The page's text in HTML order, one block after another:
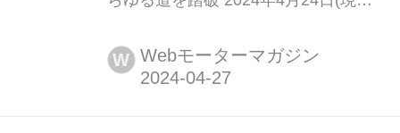
マイナーチェンジモデルがアメリカ・
ロサンジェルスと中国・北京で同時に
W Webモーターマガジン